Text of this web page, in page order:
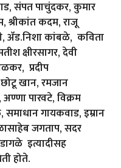
संपत पाचुंदकर, कुमार
श्रीकांत कदम, राजू
ॲड.निशा कांबळे, कविता
क्षीरसागर, देवी
प्रदीप
खान, रमजान
पारवटे, विक्रम
गायकवाड, इम्रान
जगताप, सदर
इत्यादीसह
होते.